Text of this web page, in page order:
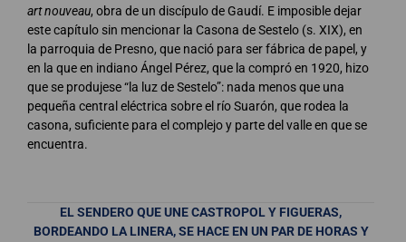
art nouveau, obra de un discípulo de Gaudí. E imposible dejar
este capítulo sin mencionar la Casona de Sestelo (s. XIX), en
la parroquia de Presno, que nació para ser fábrica de papel, y
en la que en indiano Ángel Pérez, que la compró en 1920, hizo
que se produjese “la luz de Sestelo”: nada menos que una
pequeña central eléctrica sobre el río Suarón, que rodea la
casona, suficiente para el complejo y parte del valle en que se
encuentra.
EL SENDERO QUE UNE CASTROPOL Y FIGUERAS,
BORDEANDO LA LINERA, SE HACE EN UN PAR DE HORAS Y